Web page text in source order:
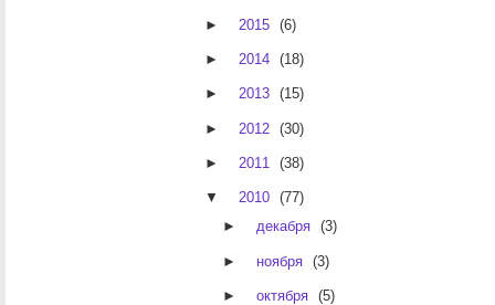
► 2015 (6)
► 2014 (18)
► 2013 (15)
► 2012 (30)
► 2011 (38)
▼ 2010 (77)
►
декабря (3)
► ноября (3)
► октября (5)